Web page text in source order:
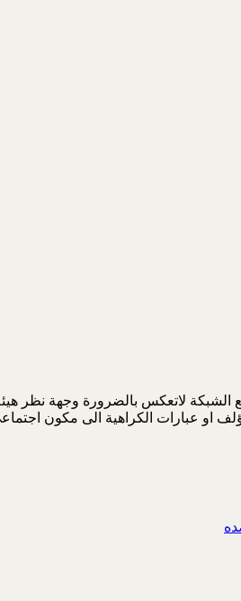
لاتعكس بالضرورة وجهة نظر هيئة
او عبارات الكراهية الى مكون